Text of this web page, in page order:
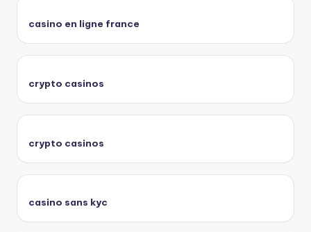
casino en ligne france
crypto casinos
crypto casinos
casino sans kyc